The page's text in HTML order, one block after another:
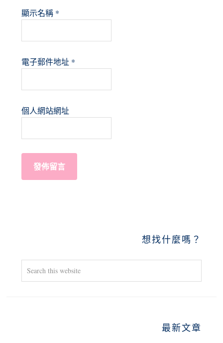
顯示名稱 *
電子郵件地址 *
個人網站網址
想找什麼嗎？
this
最新文章